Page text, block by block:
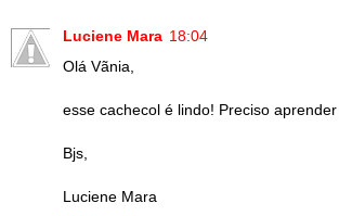
Luciene Mara 18:04
Olá Vãnia,
esse cachecol é lindo! Preciso
Bjs,
Luciene Mara